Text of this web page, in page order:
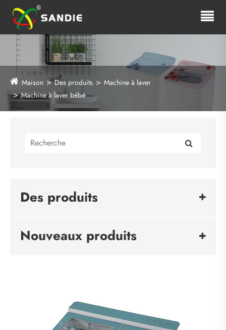
Maison Des produits
Machine à laver
Machine à laver bébé
Des produits
Nouveaux produits